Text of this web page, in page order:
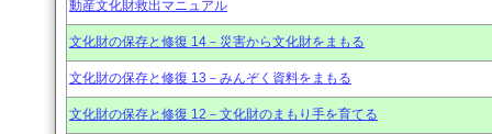
動産文化財救出マニュアル
文化財の保存と修復 14－災害から文化財をまもる
文化財の保存と修復 13－みんぞく資料をまもる
文化財の保存と修復 12－文化財のまもり手を育てる